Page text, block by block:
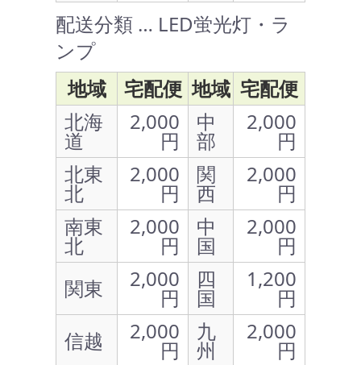
配送分類 … LED蛍光灯・ラ
ンプ
地域
宅配便 地域 宅配便
北海
道
2,000
円
中
部
2,000
円
北東
北
2,000
円
関
西
2,000
円
南東
北
2,000
円
中
国
2,000
円
関東
2,000
円
四
国
1,200
円
信越
2,000
円
九
州
2,000
円